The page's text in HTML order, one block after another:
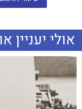
אולי יעניין